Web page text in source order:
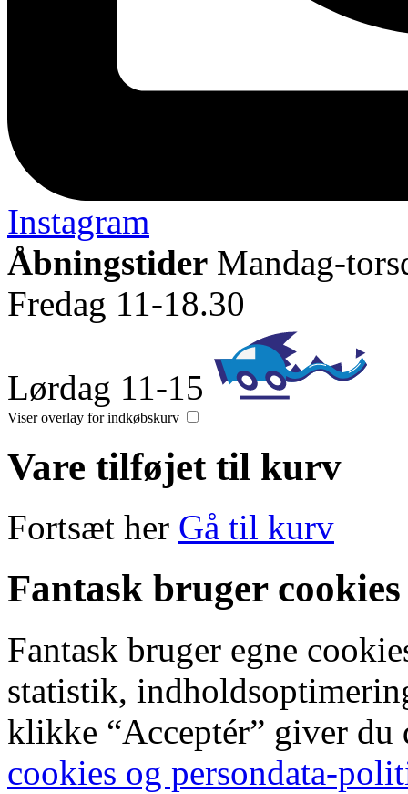
Instagram
Åbningstider Mandag-
Fredag 11-18.30
Lørdag 11-15
Viser overlay for indkøbskurv
Vare tilføjet til kurv
Fortsæt her Gå til kurv
Fantask bruger cookies
Fantask bruger egne
statistik,
klikke “Acceptér” giver
cookies og persondata-